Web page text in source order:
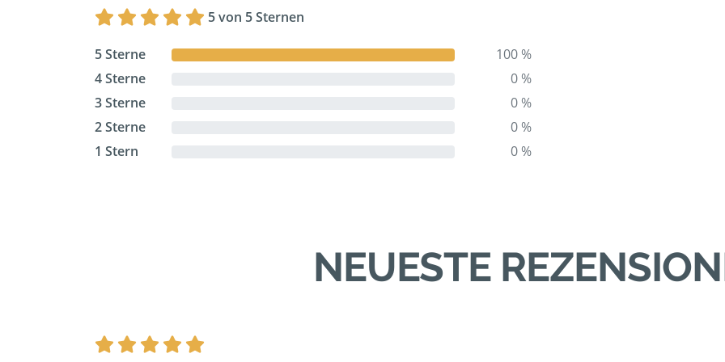
5 von 5 Sternen
5 Sterne
100 %
4 Sterne
0 %
3 Sterne
0 %
2 Sterne
0 %
1 Stern
0 %
NEUESTE